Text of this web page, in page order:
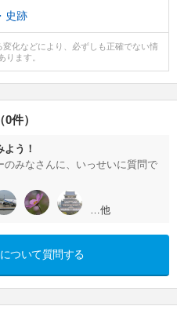
史跡
化などにより、必ずしも正確でない情
ります。
件）
う！
みなさんに、いっせいに質問で
…他
ついて質問する